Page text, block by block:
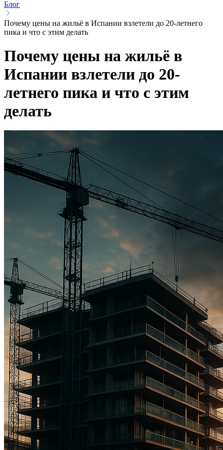
Блог
Почему цены на жильё в Испании взлетели до 20-летнего
пика и что с этим делать
Почему цены на жильё в
Испании взлетели до 20-
летнего пика и что с этим
делать